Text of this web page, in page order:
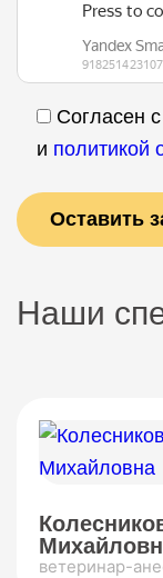
Согласен с
и политикой
Наши
ветеринар-